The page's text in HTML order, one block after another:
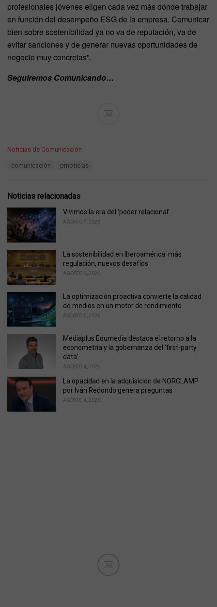
profesionales jóvenes eligen cada vez más dónde trabajar
en función del desempeño ESG de la empresa. Comunicar
bien sobre sostenibilidad ya no va de reputación, va de
evitar sanciones y de generar nuevas oportunidades de
negocio muy concretas”.
Seguiremos Comunicando…
Ad
C
o
r
i
e
s
:
Noticias de Comunicación
:
comunicación prnoticias
Noticias relacionadas
Vivimos la era del 'poder relacional'
AGOSTO 7, 2026
La sostenibilidad en Iberoamérica: más
regulación, nuevos desafíos
AGOSTO 6, 2026
La optimización proactiva convierte la calidad
de medios en un motor de rendimiento
AGOSTO 5, 2026
Mediaplus Equmedia destaca el retorno a la
econometría y la gobernanza del 'first-party
data'
AGOSTO 4, 2026
La opacidad en la adquisición de NORCLAMP
por Iván Redondo genera preguntas
AGOSTO 4, 2026
Ad